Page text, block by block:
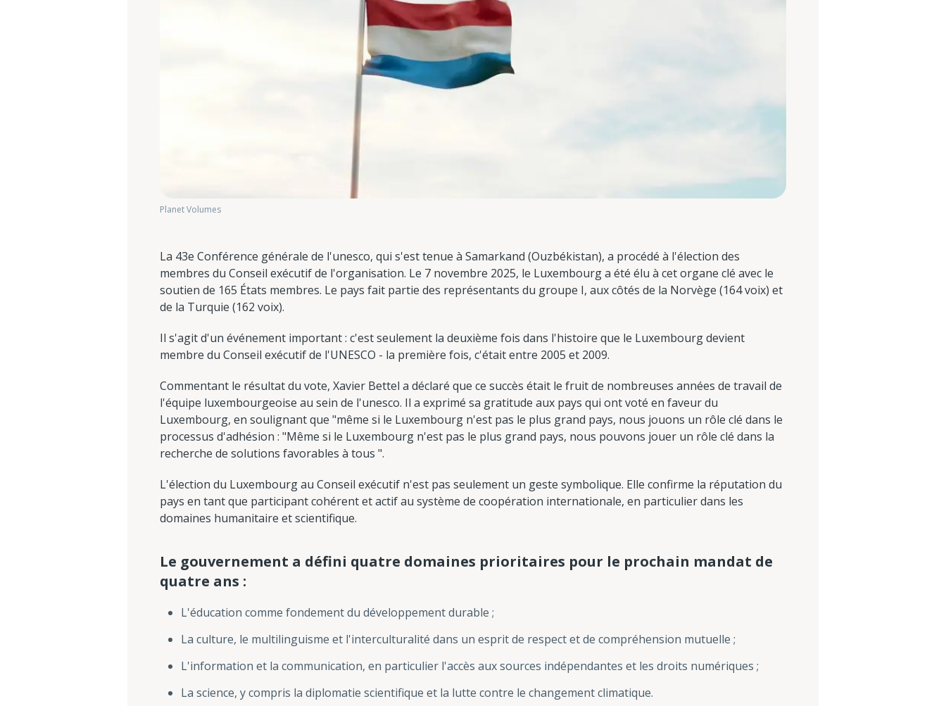
Planet Volumes
La 43e Conférence générale de l'unesco, qui s'est tenue à Samarkand (Ouzbékistan), a procédé à l'élection des
membres du Conseil exécutif de l'organisation. Le 7 novembre 2025, le Luxembourg a été élu à cet organe clé avec le
soutien de 165 États membres. Le pays fait partie des représentants du groupe I, aux côtés de la Norvège (164 voix) et
de la Turquie (162 voix).
Il s'agit d'un événement important : c'est seulement la deuxième fois dans l'histoire que le Luxembourg devient
membre du Conseil exécutif de l'UNESCO - la première fois, c'était entre 2005 et 2009.
Commentant le résultat du vote, Xavier Bettel a déclaré que ce succès était le fruit de nombreuses années de travail de
l'équipe luxembourgeoise au sein de l'unesco. Il a exprimé sa gratitude aux pays qui ont voté en faveur du
Luxembourg, en soulignant que "même si le Luxembourg n'est pas le plus grand pays, nous jouons un rôle clé dans le
processus d'adhésion : "Même si le Luxembourg n'est pas le plus grand pays, nous pouvons jouer un rôle clé dans la
recherche de solutions favorables à tous ".
L'élection du Luxembourg au Conseil exécutif n'est pas seulement un geste symbolique. Elle confirme la réputation du
pays en tant que participant cohérent et actif au système de coopération internationale, en particulier dans les
domaines humanitaire et scientifique.
Le gouvernement a défini quatre domaines prioritaires pour le prochain mandat de
quatre ans :
L'éducation comme fondement du développement durable ;
La culture, le multilinguisme et l'interculturalité dans un esprit de respect et de compréhension mutuelle ;
L'information et la communication, en particulier l'accès aux sources indépendantes et les droits numériques ;
La science, y compris la diplomatie scientifique et la lutte contre le changement climatique.